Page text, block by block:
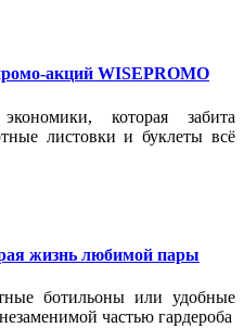
акций WISEPROMO
которая забита
листовки и буклеты всё
жизнь любимой пары
ботильоны или удобные
частью гардероба